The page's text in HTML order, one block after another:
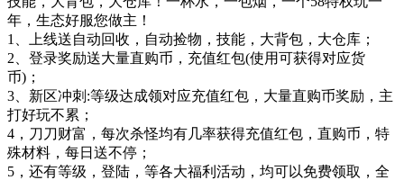
年，生态好服您做主！
1、上线送自动回收，自动捡物，技能，大背包，大仓库；
2、登录奖励送大量直购币，充值红包(使用可获得对应货
币)；
3、新区冲刺:等级达成领对应充值红包，大量直购币奖励，主
打好玩不累；
4，刀刀财富，每次杀怪均有几率获得充值红包，直购币，特
殊材料，每日送不停；
5，还有等级，登陆，等各大福利活动，均可以免费领取，全